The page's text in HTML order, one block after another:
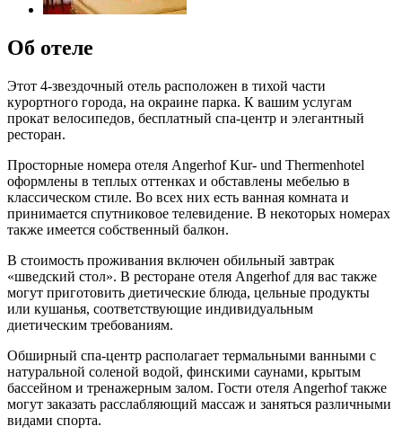
Об отеле
Этот 4-звездочный отель расположен в тихой части
курортного города, на окраине парка. К вашим услугам
прокат велосипедов, бесплатный спа-центр и элегантный
ресторан.
Просторные номера отеля Angerhof Kur- und Thermenhotel
оформлены в теплых оттенках и обставлены мебелью в
классическом стиле. Во всех них есть ванная комната и
принимается спутниковое телевидение. В некоторых номерах
также имеется собственный балкон.
В стоимость проживания включен обильный завтрак
«шведский стол». В ресторане отеля Angerhof для вас также
могут приготовить диетические блюда, цельные продукты
или кушанья, соответствующие индивидуальным
диетическим требованиям.
Обширный спа-центр располагает термальными ванными с
натуральной соленой водой, финскими саунами, крытым
бассейном и тренажерным залом. Гости отеля Angerhof также
могут заказать расслабляющий массаж и заняться различными
видами спорта.